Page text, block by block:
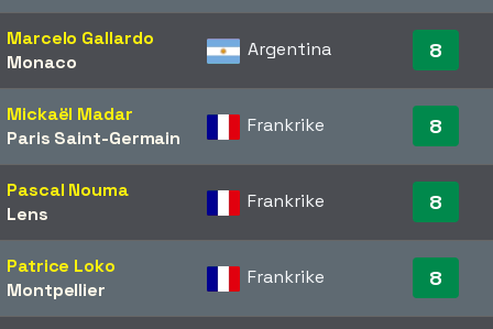
Marcelo Gallardo
Monaco
Argentina 8
Mickaël Madar
Paris Saint-Germain
Frankrike 8
Pascal Nouma
Lens
Frankrike 8
Patrice Loko
Montpellier
Frankrike 8